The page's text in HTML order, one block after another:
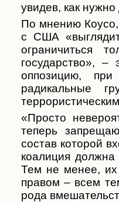
увидев, как
По мнению Коусо,
с США
ограничиться
государство»,
оппозицию,
радикальные
«Просто
теперь
состав которой
коалиция
Тем не менее,
правом – всем
рода